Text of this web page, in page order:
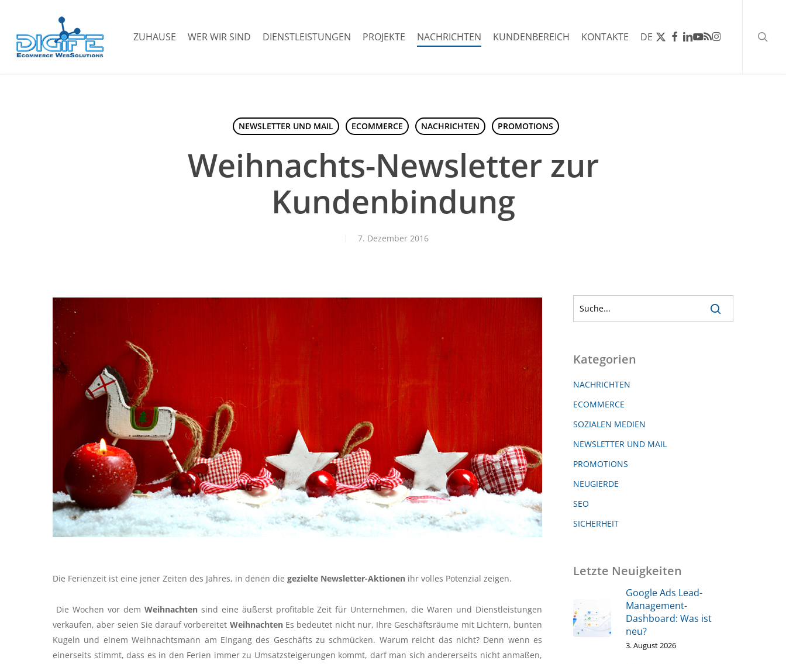
springen
ZUHAUSE WER WIR SIND DIENSTLEISTUNGEN PROJEKTE NACHRICHTEN KUNDENBEREICH KONTAKTE DE X-
TWITTER
FACEBOOK
LINKEDIN
YOUTUBE
RSSINSTAGRAM
NEWSLETTER UND MAIL ECOMMERCE NACHRICHTEN PROMOTIONS
Weihnachts-Newsletter zur
Kundenbindung
7. Dezember 2016
Die Ferienzeit ist eine jener Zeiten des Jahres, in denen die gezielte Newsletter-Aktionen ihr volles Potenzial zeigen.
Die Wochen vor dem Weihnachtensind eine äußerst profitable Zeit für Unternehmen, die Waren und Dienstleistungen
verkaufen, aber seien Sie darauf vorbereitet WeihnachtenEs bedeutet nicht nur, Ihre Geschäftsräume mit Lichtern, bunten
Kugeln und einem Weihnachtsmann am Eingang des Geschäfts zu schmücken. Warum reicht das nicht? Denn wenn es
einerseits stimmt, dass es in den Ferien immer zu Umsatzsteigerungen kommt, darf man sich andererseits nicht anmaßen,
Kategorien
NACHRICHTEN
ECOMMERCE
SOZIALEN MEDIEN
NEWSLETTER UND MAIL
PROMOTIONS
NEUGIERDE
SEO
SICHERHEIT
Letzte Neuigkeiten
Google Ads Lead-
Management-
Dashboard: Was ist
neu?
3. August 2026